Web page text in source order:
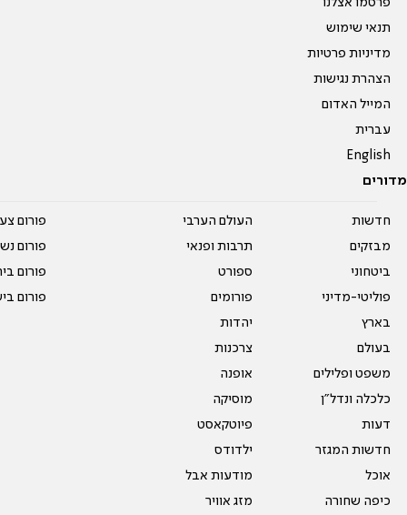
פרסמו אצלנו
תנאי שימוש
מדיניות פרטיות
הצהרת נגישות
המייל האדום
עברית
English
מדורים
חדשות
מבזקים
ביטחוני
פוליטי-מדיני
בארץ
בעולם
משפט ופלילים
כלכלה ונדל"ן
דעות
חדשות המגזר
אוכל
כיפה שחורה
העולם הערבי
תרבות ופנאי
ספורט
פורומים
יהדות
צרכנות
אופנה
מוסיקה
פיוטקאסט
ילדודס
מודעות אבל
מזג אוויר
פורום
פורום
פורום
פורום